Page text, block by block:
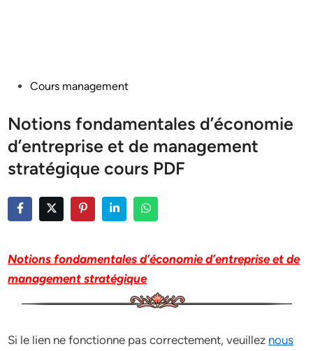
PostedCours management
Notions fondamentales d’économie
d’entreprise et de management
stratégique cours PDF
Notions fondamentales d’économie d’entreprise et de
management stratégique
Si le lien ne fonctionne pas correctement, veuillez nous